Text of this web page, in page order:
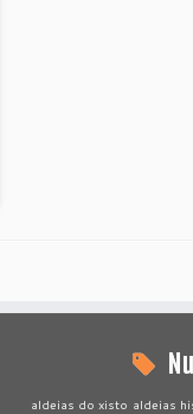
aldeias do xisto aldeias